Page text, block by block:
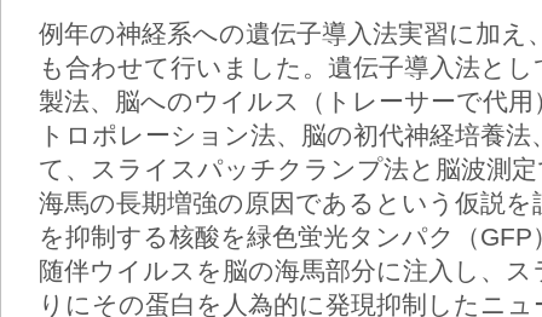
例年の神経系への遺伝子導入法実習に加え
も合わせて行いました。遺伝子導入法と
製法、脳へのウイルス（トレーサーで代
トロポレーション法、脳の初代神経培養
て、スライスパッチクランプ法と脳波測
海馬の長期増強の原因であるという仮説
を抑制する核酸を緑色蛍光タンパク（
随伴ウイルスを脳の海馬部分に注入し、
りにその蛋白を人為的に発現抑制したニ